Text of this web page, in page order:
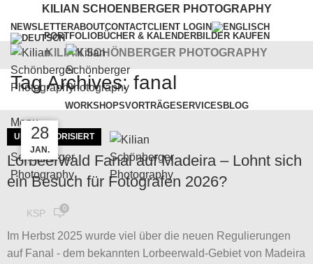
KILIAN SCHOENBERGER PHOTOGRAPHY
NEWSLETTERABOUTCONTACTCLIENT LOGIN
KILIAN SCHÖNBERGER PHOTOGRAPHY
PORTFOLIOBÜCHER & KALENDERBILDER KAUFEN
WORKSHOPSVORTRÄGESERVICES BLOG
Menu
Tag Archives: fanal
15
MÄRZ
UNKATEGORISIERT
Lorbeerwald Fanal auf Madeira – Lohnt sich
ein Besuch für Fotografen 2026?
KSP 0
Im Herbst 2025 wurde viel über die neuen Regulierungen
auf Fanal - dem bekannten Lorbeerwald-Gebiet von Madeira
15
MÄRZ
28
JAN.